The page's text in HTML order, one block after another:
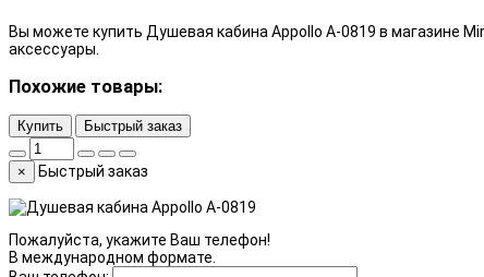
Вы можете купить Душевая кабина Appollo A-0819 в магазине
аксессуары.
Похожие товары:
Купить Быстрый заказ
× Быстрый заказ
Пожалуйста, укажите Ваш телефон!
В международном формате.